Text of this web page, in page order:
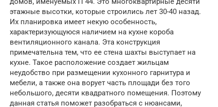
этажные высотки, которые строились лет 30-40 назад.
Их планировка имеет некую особенность,
характеризующуюся наличием на кухне короба
вентиляционного канала. Эта конструкция
примечательна тем, что ее стена шахты выступает на
кухне. Такое расположение создает жильцам
неудобство при размещении кухонного гарнитура и
мебели, а также она ворует часть площади без того
небольшого, десяти квадратного помещения. Поэтому
данная статья поможет разобраться с нюансами,